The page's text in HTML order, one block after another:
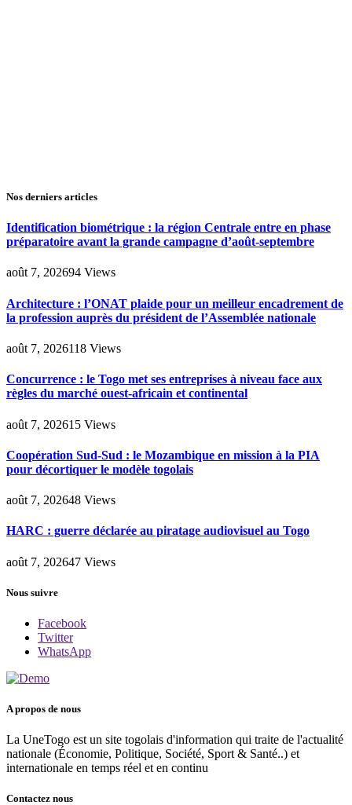
Nos derniers articles
Identification biométrique : la région Centrale entre en phase
préparatoire avant la grande campagne d’août-septembre
août 7, 202694 Views
Architecture : l’ONAT plaide pour un meilleur encadrement de
la profession auprès du président de l’Assemblée nationale
août 7, 2026118 Views
Concurrence : le Togo met ses entreprises à niveau face aux
règles du marché ouest-africain et continental
août 7, 202615 Views
Coopération Sud-Sud : le Mozambique en mission à la PIA
pour décortiquer le modèle togolais
août 7, 202648 Views
HARC : guerre déclarée au piratage audiovisuel au Togo
août 7, 202647 Views
Nous suivre
Facebook
Twitter
WhatsApp
A propos de nous
La UneTogo est un site togolais d'information qui traite de l'actualité
nationale (Économie, Politique, Société, Sport & Santé..) et
internationale en temps réel et en continu
Contactez nous